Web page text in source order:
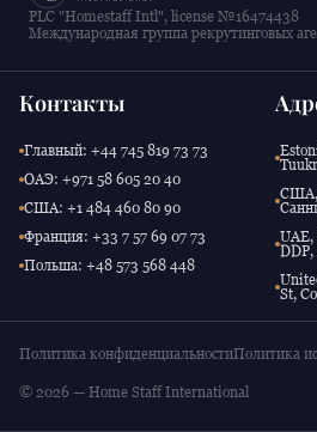
PLC "Homestaff Intl", license №16474438
Международная группа рекрутинговых
Контакты
Главный: +44 745 819 73 73
ОАЭ: +971 58 605 20 40
США: +1 484 460 80 90
Франция: +33 7 57 69 07 73
Польша: +48 573 568 448
США,
UAE,
St,
Политика конфиденциальностиПолитика
© 2026 — Home Staff International